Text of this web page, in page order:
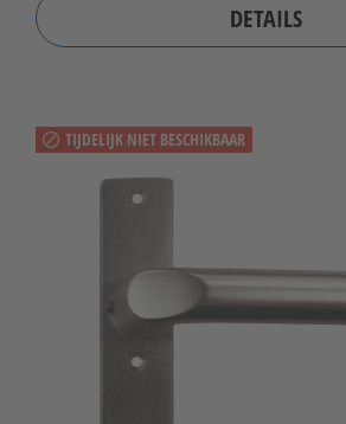
DETAILS
TIJDELIJK NIET BESCHIKBAAR